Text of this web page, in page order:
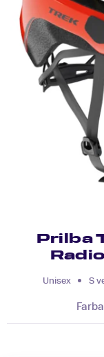
Prilba
Unisex S